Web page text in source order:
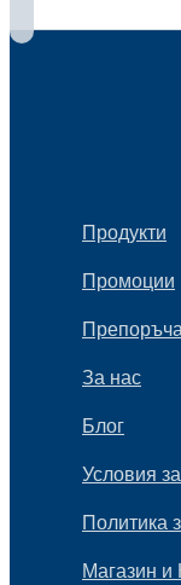
Продукти
Промоции
За нас
Блог
Условия
Политика
Магазин и